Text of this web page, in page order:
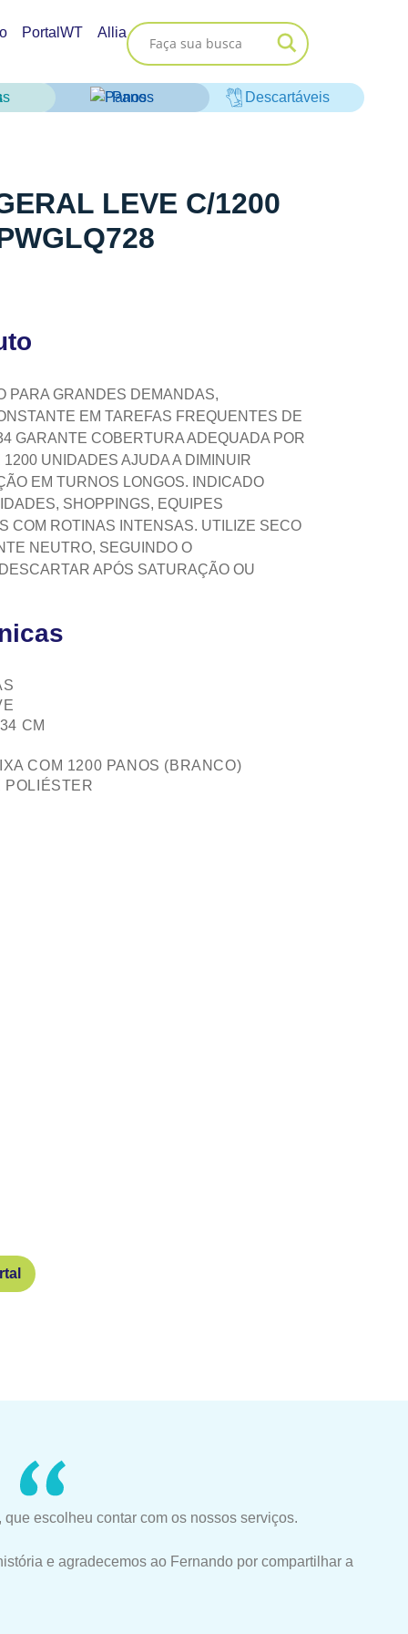
PortalWT Allia
Panos Descartáveis
LEVE C/1200
PARA GRANDES DEMANDAS,
EM TAREFAS FREQUENTES DE
GARANTE COBERTURA ADEQUADA POR
UNIDADES AJUDA A DIMINUIR
EM TURNOS LONGOS. INDICADO
SHOPPINGS, EQUIPES
COM ROTINAS INTENSAS. UTILIZE SECO
NEUTRO, SEGUINDO O
APÓS SATURAÇÃO OU
CM
COM 1200 PANOS (BRANCO)
POLIÉSTER
escolheu contar com os nossos serviços.
e agradecemos ao Fernando por compartilhar a